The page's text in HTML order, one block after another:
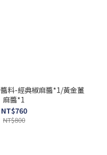
料-經典椒麻醬*1/黃金薑
麻醬*1
NT$760
NT$800